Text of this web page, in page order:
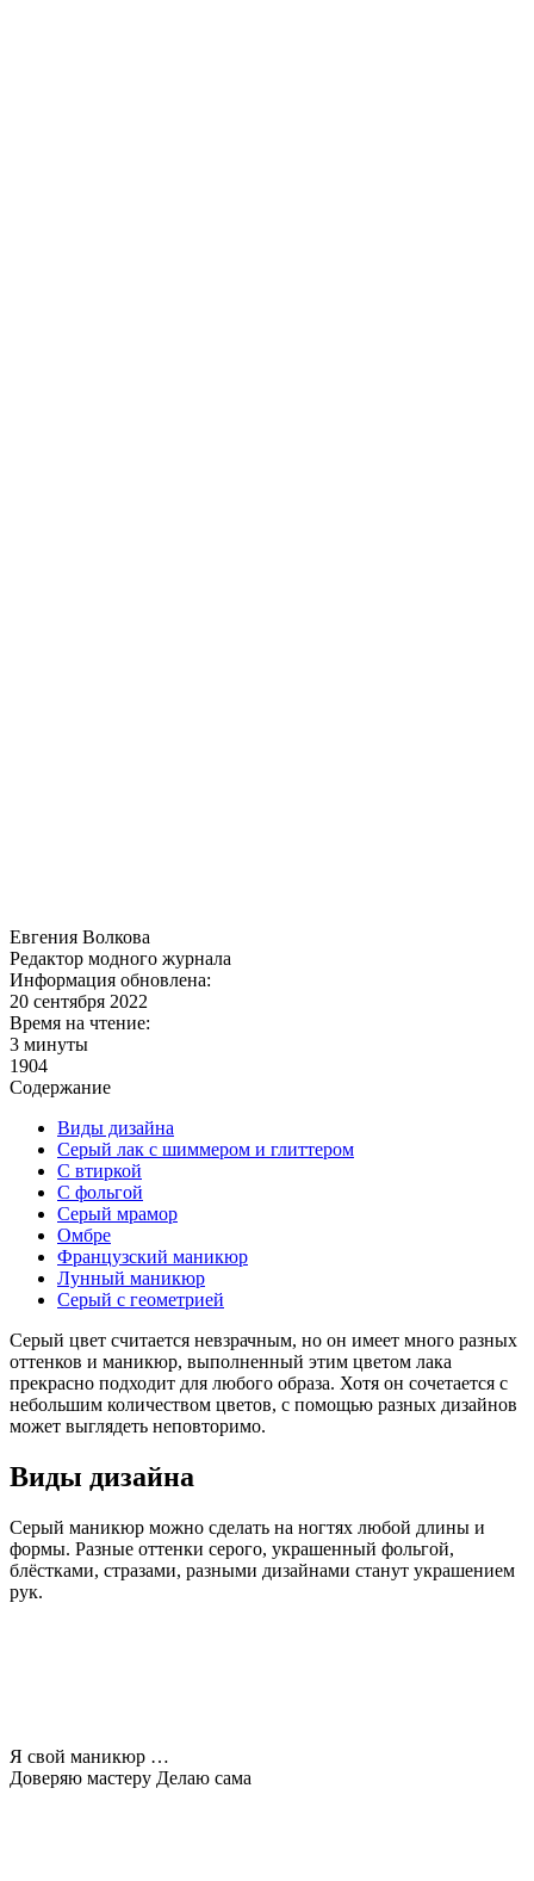
Евгения Волкова
Редактор модного журнала
Информация обновлена:
20 сентября 2022
Время на чтение:
3 минуты
1904
Содержание
Виды дизайна
Серый лак с шиммером и глиттером
С втиркой
С фольгой
Серый мрамор
Омбре
Французский маникюр
Лунный маникюр
Серый с геометрией
Серый цвет считается невзрачным, но он имеет много разных
оттенков и маникюр, выполненный этим цветом лака
прекрасно подходит для любого образа. Хотя он сочетается с
небольшим количеством цветов, с помощью разных дизайнов
может выглядеть неповторимо.
Виды дизайна
Серый маникюр можно сделать на ногтях любой длины и
формы. Разные оттенки серого, украшенный фольгой,
блёстками, стразами, разными дизайнами станут украшением
рук.
Я свой маникюр …
Доверяю мастеру Делаю сама